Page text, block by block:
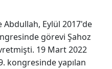
Abdullah, Eylül 2017'de
görevi Şahoz
19 Mart 2022
kongresinde yapılan